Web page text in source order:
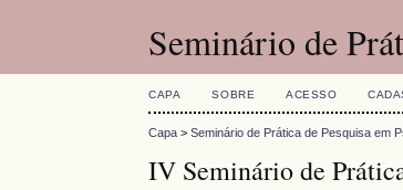
Seminário de
CAPA SOBRE ACESSO
Capa >Seminário de Prática de Pesquisa em
IV Seminário de